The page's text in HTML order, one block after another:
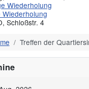
Wiederholung
Wiederholung
Schloßstr. 4
Treffen der